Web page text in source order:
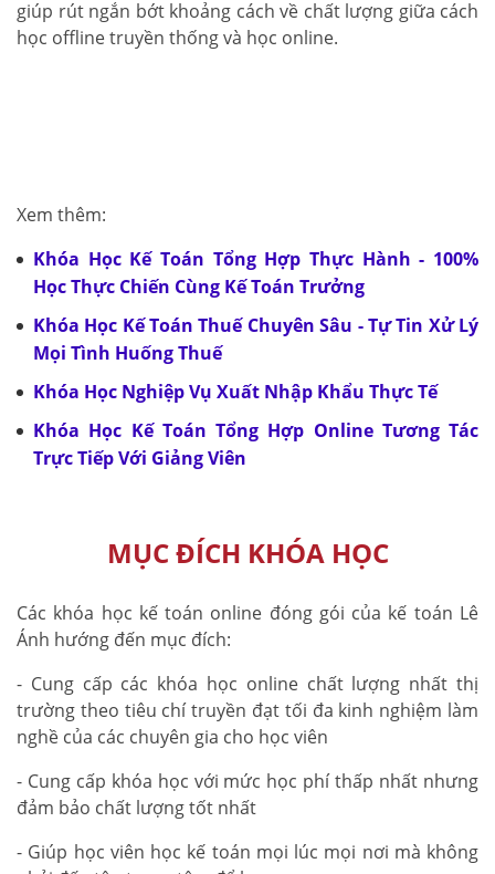
giúp rút ngắn bớt khoảng cách về chất lượng giữa cách
học offline truyền thống và học online.
Xem thêm:
Khóa Học Kế Toán Tổng Hợp Thực Hành - 100%
Học Thực Chiến Cùng Kế Toán Trưởng
Khóa Học Kế Toán Thuế Chuyên Sâu - Tự Tin Xử Lý
Mọi Tình Huống Thuế
Khóa Học Nghiệp Vụ Xuất Nhập Khẩu Thực Tế
Khóa Học Kế Toán Tổng Hợp Online Tương Tác
Trực Tiếp Với Giảng Viên
MỤC ĐÍCH KHÓA HỌC
Các khóa học kế toán online đóng gói của kế toán Lê
Ánh hướng đến mục đích:
- Cung cấp các khóa học online chất lượng nhất thị
trường theo tiêu chí truyền đạt tối đa kinh nghiệm làm
nghề của các chuyên gia cho học viên
- Cung cấp khóa học với mức học phí thấp nhất nhưng
đảm bảo chất lượng tốt nhất
- Giúp học viên học kế toán mọi lúc mọi nơi mà không